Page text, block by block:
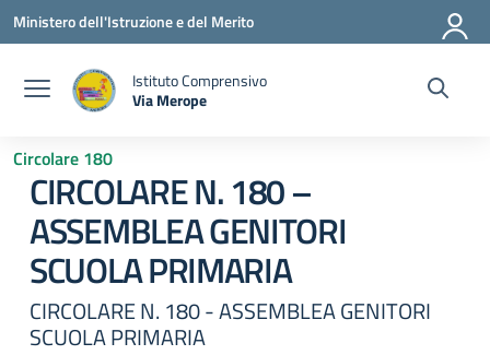
Vai ai contenuti
Vai al menu di navigazione
Vai al footer
Ministero dell'Istruzione e del Merito
Istituto Comprensivo
Via Merope
Circolare 180
CIRCOLARE N. 180 –
ASSEMBLEA GENITORI
SCUOLA PRIMARIA
CIRCOLARE N. 180 - ASSEMBLEA GENITORI
SCUOLA PRIMARIA